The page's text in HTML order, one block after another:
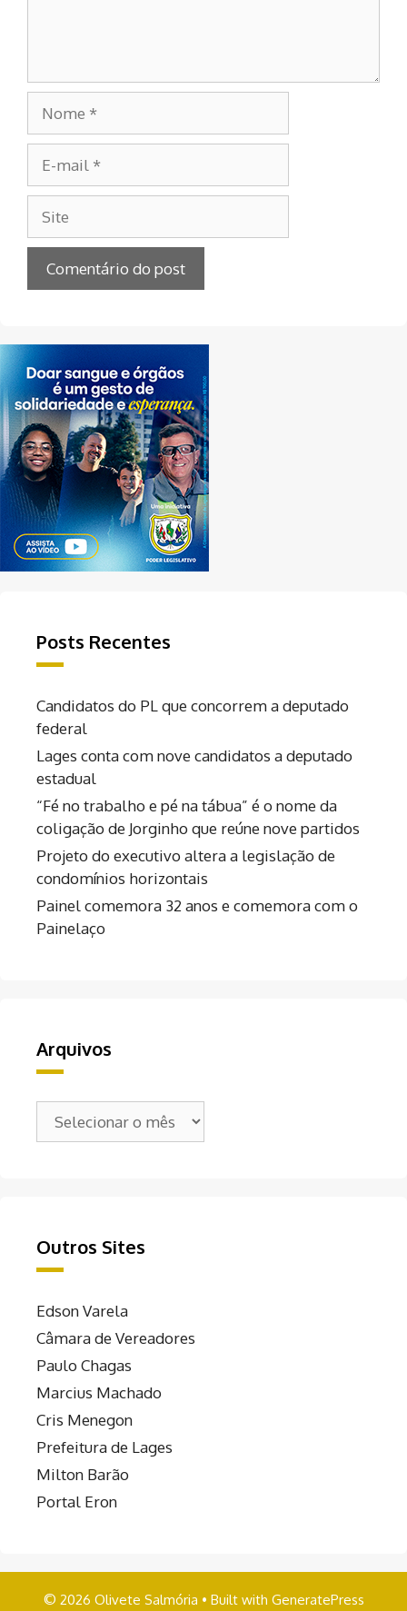
mail
Posts Recentes
Candidatos do PL que concorrem a deputado
federal
Lages conta com nove candidatos a deputado
estadual
“Fé no trabalho e pé na tábua” é o nome da
coligação de Jorginho que reúne nove partidos
Projeto do executivo altera a legislação de
condomínios horizontais
Painel comemora 32 anos e comemora com o
Painelaço
Arquivos
Outros Sites
Edson Varela
Câmara de Vereadores
Paulo Chagas
Marcius Machado
Cris Menegon
Prefeitura de Lages
Milton Barão
Portal Eron
© 2026 Olivete Salmória • Built with GeneratePress